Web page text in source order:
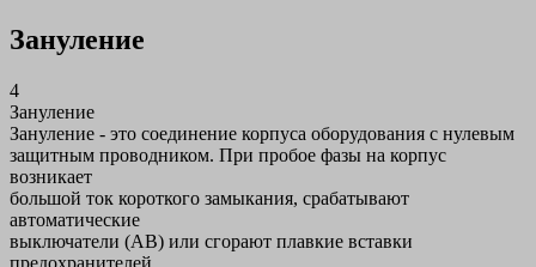
Зануление
4
Зануление
Зануление - это соединение корпуса оборудования с нулевым
защитным проводником. При пробое фазы на корпус
возникает
большой ток короткого замыкания, срабатывают
автоматические
выключатели (АВ) или сгорают плавкие вставки
предохранителей